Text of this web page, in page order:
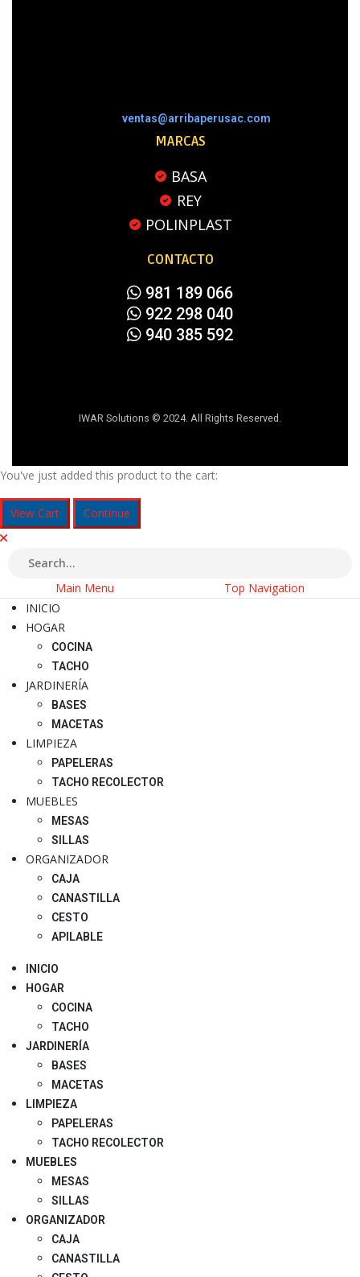
ventas@arribaperusac.com
MARCAS
BASA
REY
POLINPLAST
CONTACTO
981 189 066
922 298 040
940 385 592
IWAR Solutions © 2024. All Rights Reserved.
You've just added this product to the cart:
View Cart Continue
Main Menu
Top Navigation
INICIO
HOGAR
COCINA
TACHO
JARDINERÍA
BASES
MACETAS
LIMPIEZA
PAPELERAS
TACHO RECOLECTOR
MUEBLES
MESAS
SILLAS
ORGANIZADOR
CAJA
CANASTILLA
CESTO
APILABLE
INICIO
HOGAR
COCINA
TACHO
JARDINERÍA
BASES
MACETAS
LIMPIEZA
PAPELERAS
TACHO RECOLECTOR
MUEBLES
MESAS
SILLAS
ORGANIZADOR
CAJA
CANASTILLA